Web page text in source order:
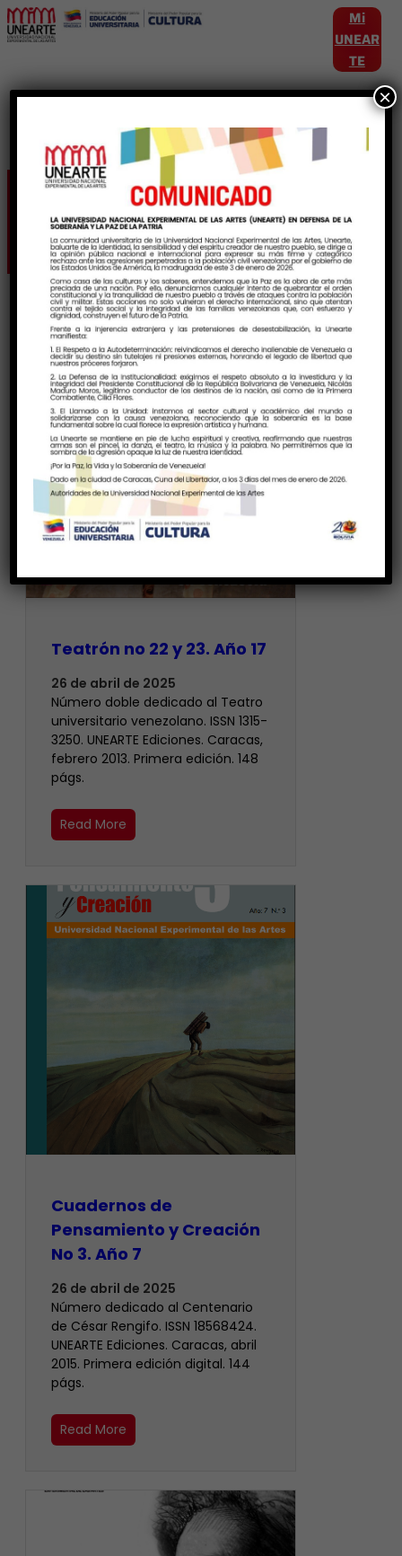
Mi
UNEAR
TE
Etiqueta:Medicamentos
Teatrón no 22 y 23. Año 17
26 de abril de 2025
Número doble dedicado al Teatro
universitario venezolano. ISSN 1315-
3250. UNEARTE Ediciones. Caracas,
febrero 2013. Primera edición. 148
págs.
Read More
Cuadernos de
Pensamiento y Creación
No 3. Año 7
26 de abril de 2025
Número dedicado al Centenario
de César Rengifo. ISSN 18568424.
UNEARTE Ediciones. Caracas, abril
2015. Primera edición digital. 144
págs.
Read More
×